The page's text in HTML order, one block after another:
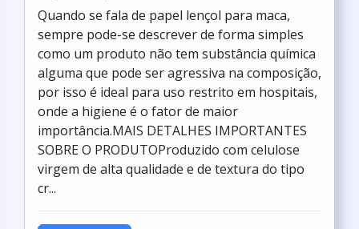
Quando se fala de papel lençol para maca,
sempre pode-se descrever de forma simples
como um produto não tem substância química
alguma que pode ser agressiva na composição,
por isso é ideal para uso restrito em hospitais,
onde a higiene é o fator de maior
importância.MAIS DETALHES IMPORTANTES
SOBRE O PRODUTOProduzido com celulose
virgem de alta qualidade e de textura do tipo
cr...